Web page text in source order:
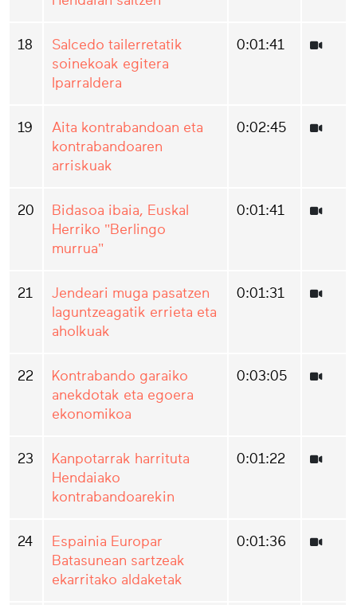
18
Salcedo tailerretatik
soinekoak egitera
Iparraldera
0:01:41
19
Aita kontrabandoan eta
kontrabandoaren
arriskuak
0:02:45
20
Bidasoa ibaia, Euskal
Herriko "Berlingo
murrua"
0:01:41
21
Jendeari muga pasatzen
laguntzeagatik errieta eta
aholkuak
0:01:31
22
Kontrabando garaiko
anekdotak eta egoera
ekonomikoa
0:03:05
23
Kanpotarrak harrituta
Hendaiako
kontrabandoarekin
0:01:22
24
Espainia Europar
Batasunean sartzeak
ekarritako aldaketak
0:01:36